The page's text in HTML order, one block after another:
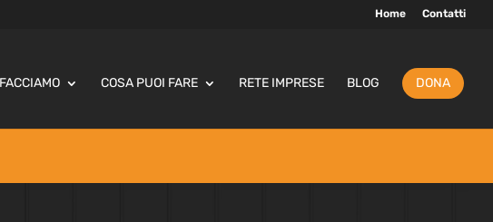
Home Contatti
COSA PUOI FARE RETE IMPRESE BLOG DONA